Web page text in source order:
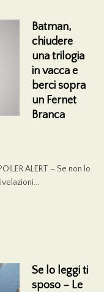
Batman,
chiudere
una trilogia
in vacca e
berci sopra
un Fernet
Branca
ALERT – Se non lo
Se lo leggi ti
sposo – Le